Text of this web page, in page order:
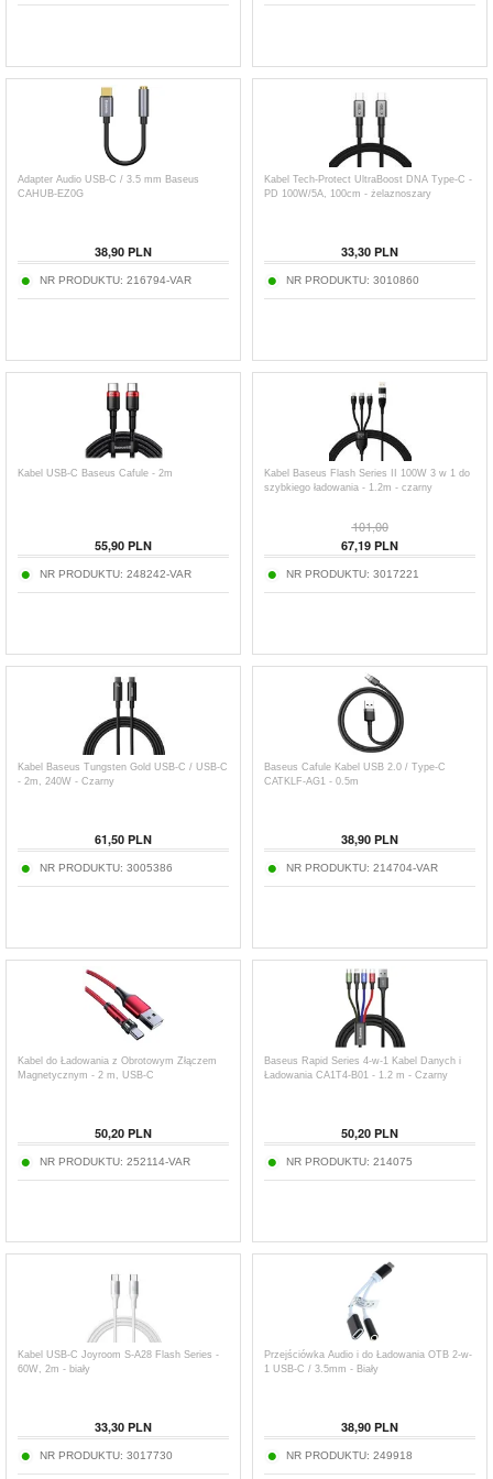
Adapter Audio USB-C / 3.5 mm Baseus
CAHUB-EZ0G
38,90 PLN
NR PRODUKTU: 216794-VAR
Kabel Tech-Protect UltraBoost DNA Type-C -
PD 100W/5A, 100cm - żelaznoszary
33,30 PLN
NR PRODUKTU: 3010860
Kabel USB-C Baseus Cafule - 2m
55,90 PLN
NR PRODUKTU: 248242-VAR
Kabel Baseus Flash Series II 100W 3 w 1 do
szybkiego ładowania - 1.2m - czarny
101,00
67,19 PLN
NR PRODUKTU: 3017221
Kabel Baseus Tungsten Gold USB-C / USB-C
- 2m, 240W - Czarny
61,50 PLN
NR PRODUKTU: 3005386
Baseus Cafule Kabel USB 2.0 / Type-C
CATKLF-AG1 - 0.5m
38,90 PLN
NR PRODUKTU: 214704-VAR
Kabel do Ładowania z Obrotowym Złączem
Magnetycznym - 2 m, USB-C
50,20 PLN
NR PRODUKTU: 252114-VAR
Baseus Rapid Series 4-w-1 Kabel Danych i
Ładowania CA1T4-B01 - 1.2 m - Czarny
50,20 PLN
NR PRODUKTU: 214075
Kabel USB-C Joyroom S-A28 Flash Series -
60W, 2m - biały
33,30 PLN
NR PRODUKTU: 3017730
Przejściówka Audio i do Ładowania OTB 2-w-
1 USB-C / 3.5mm - Biały
38,90 PLN
NR PRODUKTU: 249918